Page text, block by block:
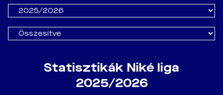
Statisztikák Niké liga
2025/2026